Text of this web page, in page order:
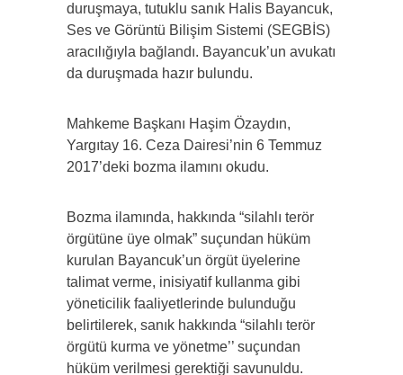
duruşmaya, tutuklu sanık Halis Bayancuk,
Ses ve Görüntü Bilişim Sistemi (SEGBİS)
aracılığıyla bağlandı. Bayancuk’un avukatı
da duruşmada hazır bulundu.
Mahkeme Başkanı Haşim Özaydın,
Yargıtay 16. Ceza Dairesi’nin 6 Temmuz
2017’deki bozma ilamını okudu.
Bozma ilamında, hakkında “silahlı terör
örgütüne üye olmak” suçundan hüküm
kurulan Bayancuk’un örgüt üyelerine
talimat verme, inisiyatif kullanma gibi
yöneticilik faaliyetlerinde bulunduğu
belirtilerek, sanık hakkında “silahlı terör
örgütü kurma ve yönetme’’ suçundan
hüküm verilmesi gerektiği savunuldu.